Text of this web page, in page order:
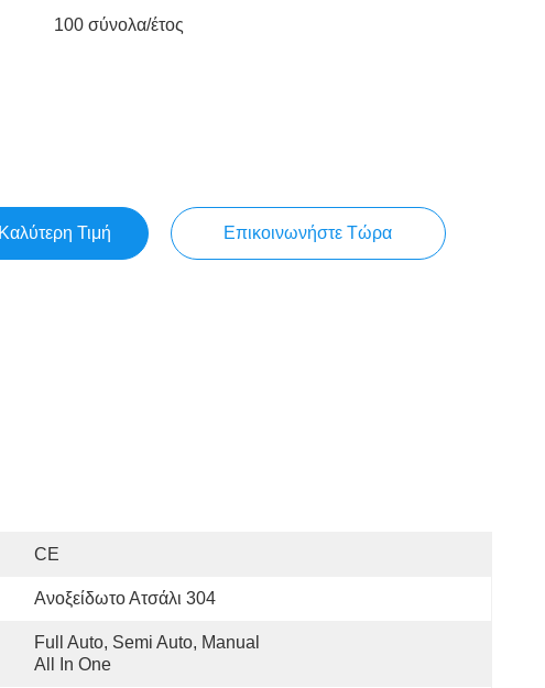
100 σύνολα/έτος
Τιμή Επικοινωνήστε Τώρα
CE
Ανοξείδωτο Ατσάλι 304
Full Auto, Semi Auto, Manual
All In One